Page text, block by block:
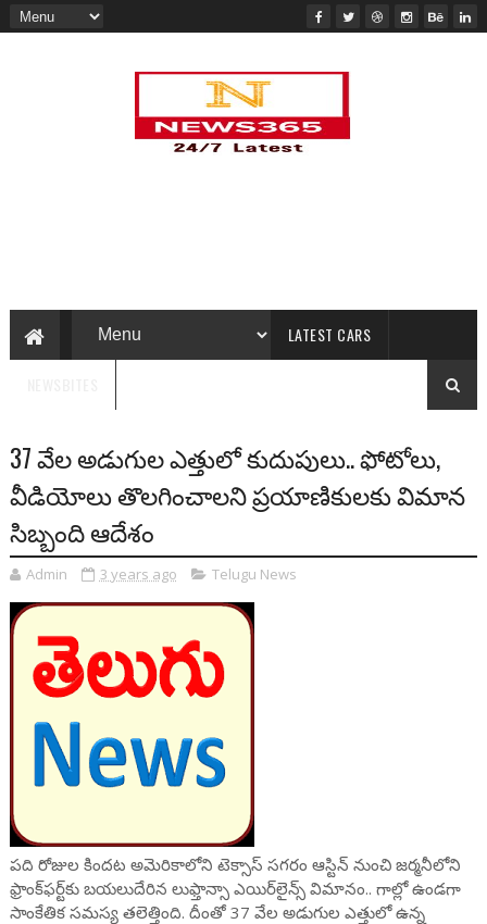
LATEST CARS
37 వేల అడుగుల ఎత్తులో కుదుపులు.. ఫోటోలు,
వీడియోలు తొలగించాలని ప్రయాణికులకు విమాన
సిబ్బంది ఆదేశం
Admin 3 years ago Telugu News
పది రోజుల కిందట అమెరికాలోని టెక్సాస్ సగరం ఆస్టిన్ నుంచి జర్మనీలోని
ఫ్రాంక్‌ఫర్ట్‌కు బయలుదేరిన లుఫ్తాన్సా ఎయిర్‌లైన్స్ విమానం.. గాల్లో ఉండగా
సాంకేతిక సమస్య తలెత్తింది. దీంతో 37 వేల అడుగుల ఎత్తులో ఉన్న